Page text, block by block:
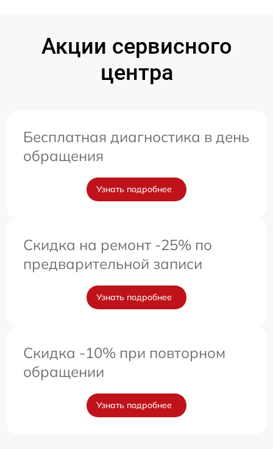
Акции сервисного
центра
Бесплатная диагностика в день
обращения
Узнать подробнее
Скидка на ремонт -25% по
предварительной записи
Узнать подробнее
Скидка -10% при повторном
обращении
Узнать подробнее